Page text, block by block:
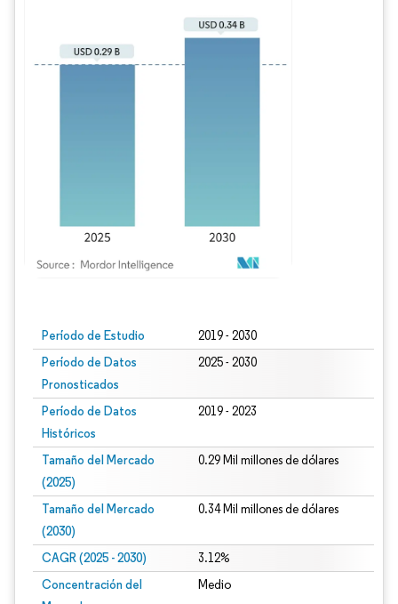
Período de Estudio 2019 - 2030
Período de Datos
Pronosticados
2025 - 2030
Período de Datos
Históricos
2019 - 2023
Tamaño del Mercado
(2025)
0.29 Mil millones de dólares
Tamaño del Mercado
(2030)
0.34 Mil millones de dólares
CAGR (2025 - 2030) 3.12%
Concentración del
Medio